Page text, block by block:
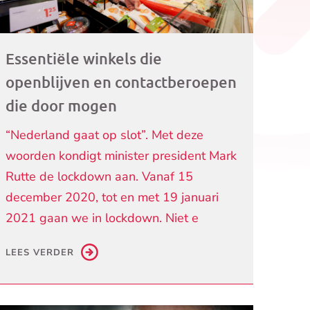
Essentiële winkels die
openblijven en contactberoepen
die door mogen
“Nederland gaat op slot”. Met deze
woorden kondigt minister president Mark
Rutte de lockdown aan. Vanaf 15
december 2020, tot en met 19 januari
2021 gaan we in lockdown. Niet e
LEES VERDER